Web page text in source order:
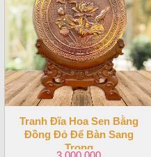
Tranh Đĩa Hoa Sen Bằng
Đồng Đỏ Để Bàn Sang
Trọng